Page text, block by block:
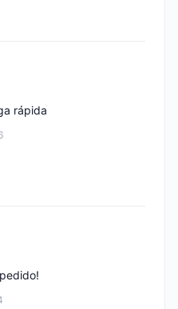
rápida